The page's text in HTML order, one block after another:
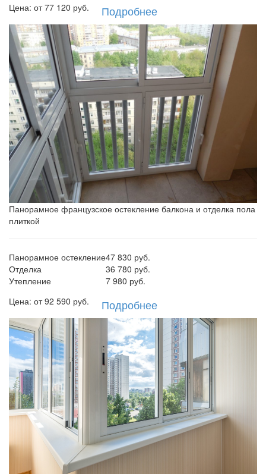
Цена: от77 120 руб. Подробнее
Панорамное французское остекление балкона и отделка пола
плиткой
Панорамное остекление47 830 руб.
Отделка
36 780 руб.
Утепление
7 980 руб.
Цена: от92 590 руб. Подробнее